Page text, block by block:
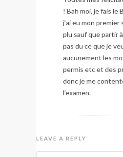
! Bah moi, je fais le
j’ai eu mon premier
plu sauf que partir
pas du ce que je
aucunement les
permis etc et des
donc je me
l’examen.
LEAVE A REPLY